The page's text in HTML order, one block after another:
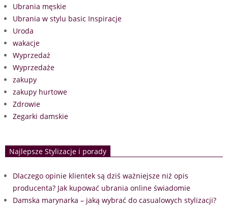
Ubrania męskie
Ubrania w stylu basic Inspiracje
Uroda
wakacje
Wyprzedaż
Wyprzedaże
zakupy
zakupy hurtowe
Zdrowie
Zegarki damskie
Najlepsze Stylizacje i porady
Dlaczego opinie klientek są dziś ważniejsze niż opis
producenta? Jak kupować ubrania online świadomie
Damska marynarka – jaką wybrać do casualowych stylizacji?